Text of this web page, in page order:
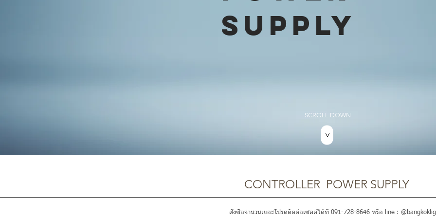
SCROLL DOWN
>
SUPPLY
CONTROLLER POWER SUPPLY
สั่งซื้อจำนวนเยอะโปรดติดต่อเซลล์ได้ที่ 091-728-8646 หรือ line :